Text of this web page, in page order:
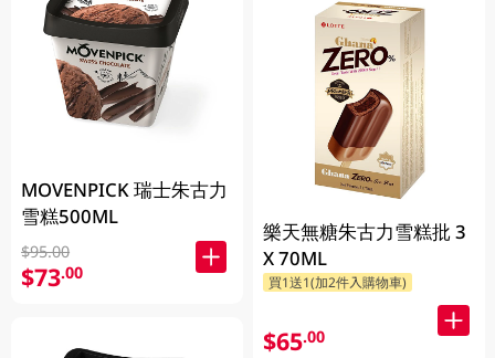
MOVENPICK 瑞士朱古力
雪糕500ML
$95.00
$73.00
樂天無糖朱古力雪糕批 3
X 70ML
買1送1(加2件入購物車)
$65.00